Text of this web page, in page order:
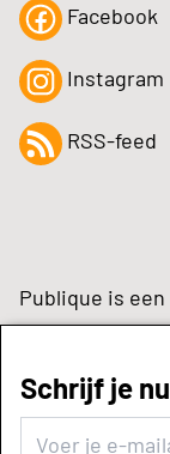
Schrijf je
Facebook
Instagram
RSS-feed
Publique is
zynchrone.com